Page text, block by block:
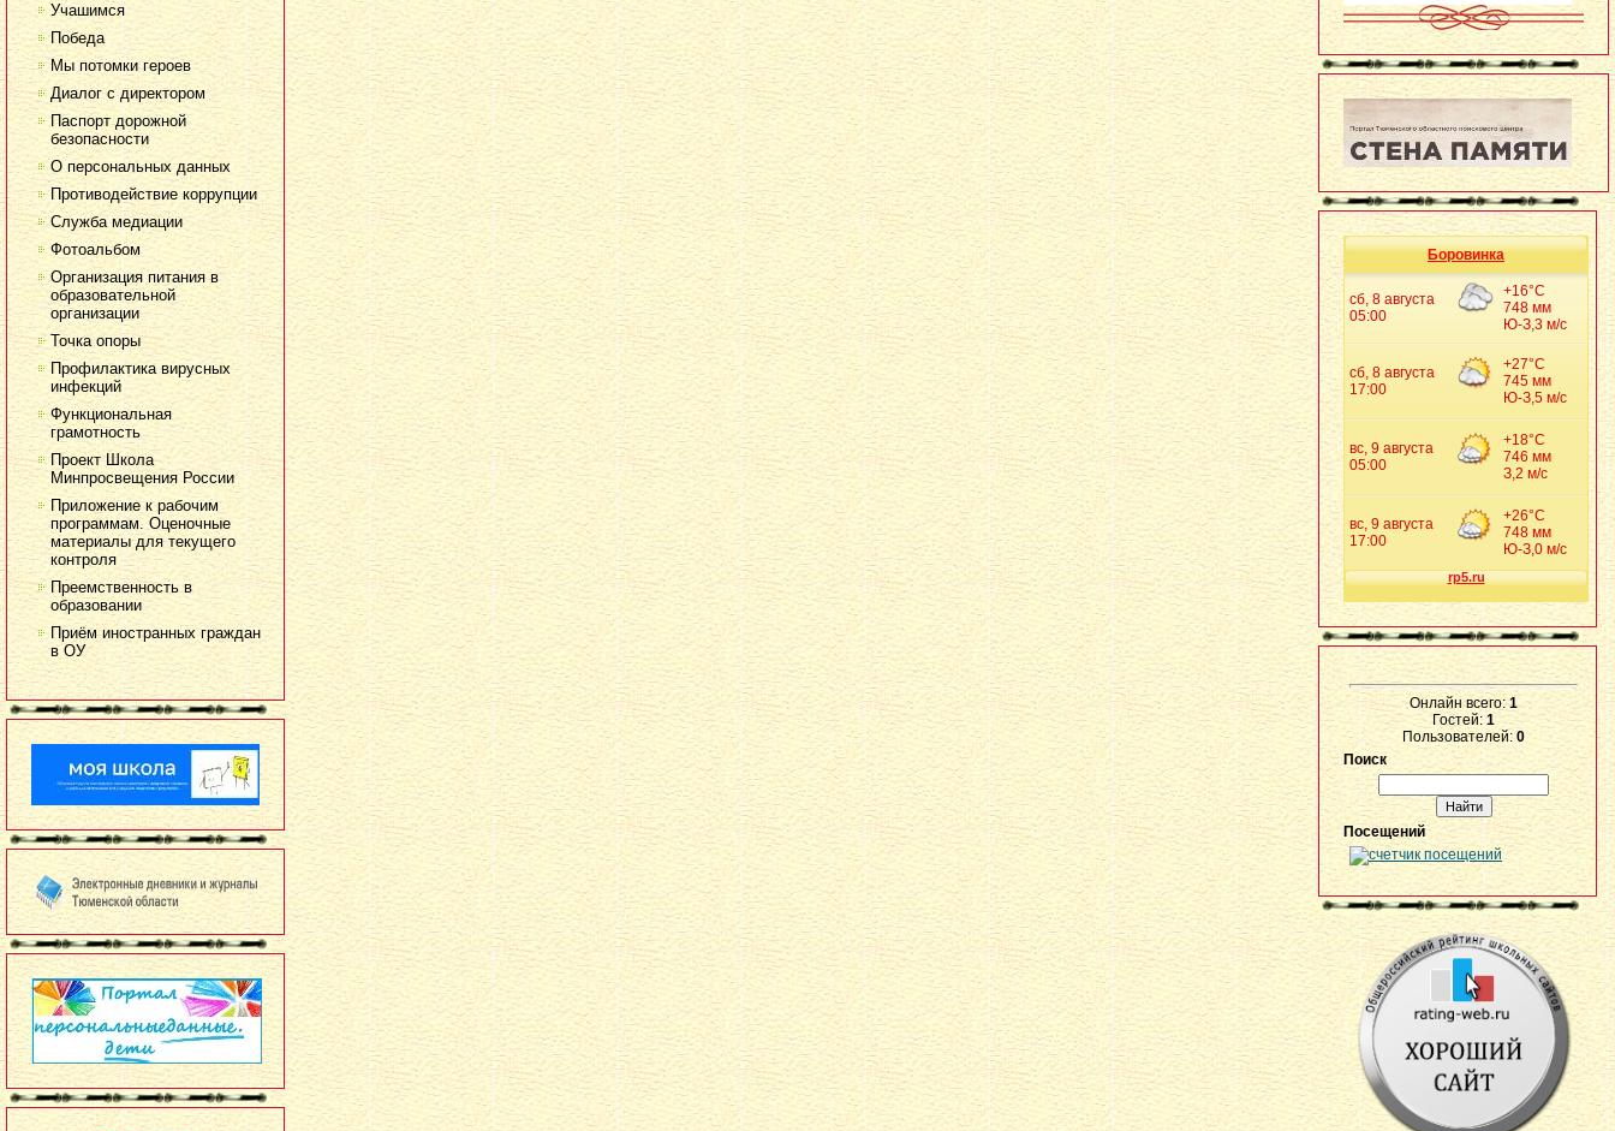
Учашимся
Победа
Мы потомки героев
Диалог с директором
Паспорт дорожной
безопасности
О персональных данных
Противодействие коррупции
Служба медиации
Фотоальбом
Организация питания в
образовательной
организации
Точка опоры
Профилактика вирусных
инфекций
Функциональная
грамотность
Проект Школа
Минпросвещения России
Приложение к рабочим
программам. Оценочные
материалы для текущего
контроля
Преемственность в
образовании
Приём иностранных граждан
в ОУ
Боровинка
Онлайн всего:1
Гостей: 1
Пользователей: 0
Поиск
Посещений